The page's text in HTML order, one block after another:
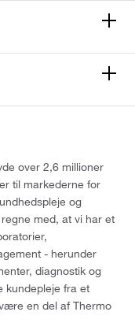
over 2,6 millioner
til markederne for
og
med, at vi har et
- herunder
diagnostik og
kundepleje fra et
en del af Thermo